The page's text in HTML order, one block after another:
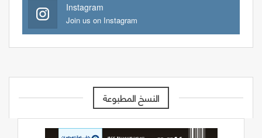
Instagram
Join us on Instagram
النسخ المطبوعة